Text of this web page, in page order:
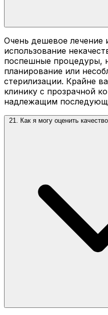
Очень дешевое лечение
использование
поспешные процедуры,
планирование или
стерилизации. Крайне
клинику с прозрачной
надлежащим
21. Как я могу оценить